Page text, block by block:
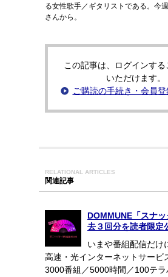
る女性歌手／ギタリストである。今
さんから。
この記事は、ログインす
いただけます。
ご購読の手続き・会員
RELATIONAL ARTICLES
関連記事
DOMMUNE「スナ
去３回分を読者限定
いまや番組配信だけ
高速・光インターネットサービ
3000番組／5000時間／100テ